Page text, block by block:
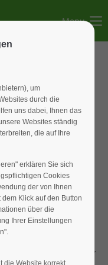
nicht.
nicht.
nicht.
Menu
Gebiet
und ruhigen
Großglockner
um
durch die
uns dabei, Ihnen das
Websites ständig
die auf Ihre
erklären Sie sich
Cookies
der von Ihnen
Klick auf den Button
über die
Ihrer Einstellungen
die Website korrekt